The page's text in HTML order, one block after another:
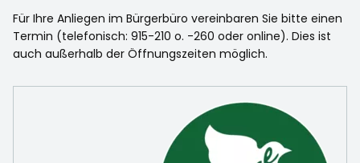
Für Ihre Anliegen im Bürgerbüro vereinbaren Sie bitte einen
Termin (telefonisch: 915-210 o. -260 oder online). Dies ist
auch außerhalb der Öffnungszeiten möglich.